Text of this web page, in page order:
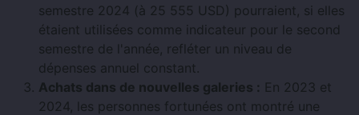
semestre 2024 (à 25 555 USD) pourraient, si elles
étaient utilisées comme indicateur pour le second
semestre de l'année, refléter un niveau de
dépenses annuel constant.
Achats dans de nouvelles galeries : En 2023 et
2024, les personnes fortunées ont montré une